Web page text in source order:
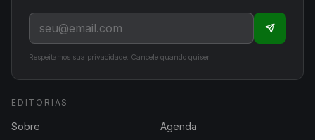
Respeitamos sua privacidade. Cancele quando quiser.
EDITORIAS
Sobre Agenda